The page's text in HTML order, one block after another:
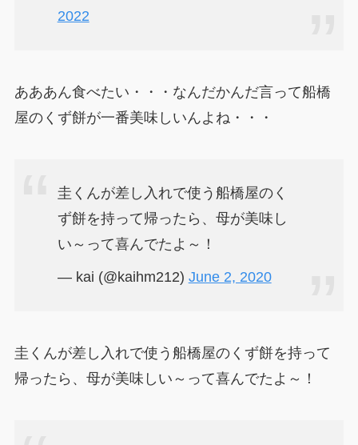
2022
あああん食べたい・・・なんだかんだ言って船橋
屋のくず餅が一番美味しいんよね・・・
圭くんが差し入れで使う船橋屋のく
ず餅を持って帰ったら、母が美味し
い～って喜んでたよ～！
— kai (@kaihm212) June 2, 2020
圭くんが差し入れで使う船橋屋のくず餅を持って
帰ったら、母が美味しい～って喜んでたよ～！